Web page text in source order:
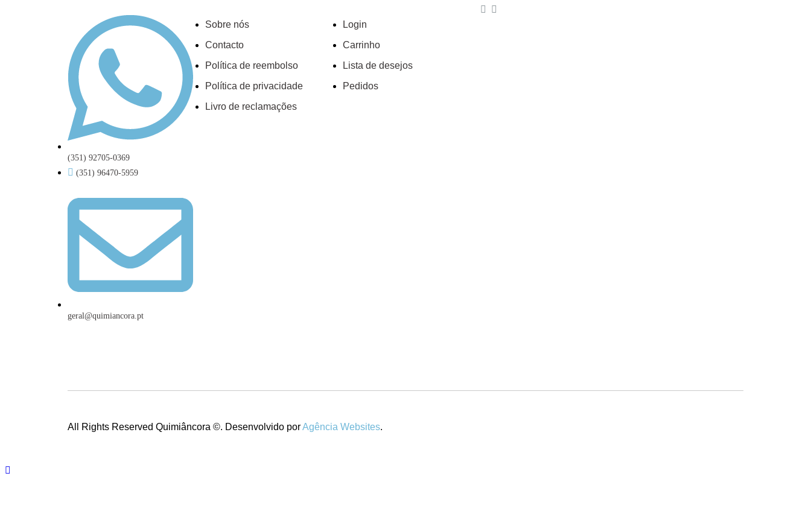
(351) 92705-0369
(351) 96470-5959
geral@quimiancora.pt
Sobre nós
Contacto
Política de reembolso
Política de privacidade
Livro de reclamações
Login
Carrinho
Lista de desejos
Pedidos
All Rights Reserved Quimiâncora ©. Desenvolvido porAgência Websites.